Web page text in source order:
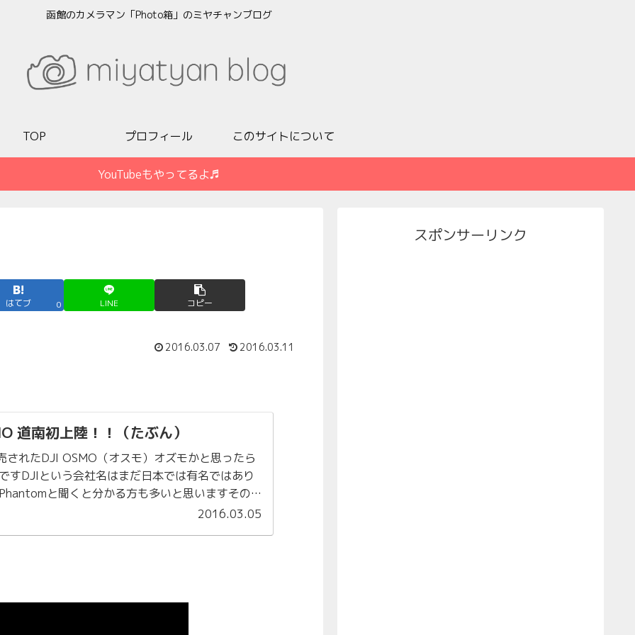
函館のカメラマン「Photo箱」のミヤチャンブログ
TOP プロフィール このサイトについて
YouTubeもやってるよ♬
はてブ 0 LINE コピー
2016.03.07 2016.03.11
道南初上陸！！（たぶん）
れたDJI OSMO（オスモ）オズモかと思ったら
すDJIという会社名はまだ日本では有名ではあり
と聞くと分かる方も多いと思いますその
2016.03.05
スポンサーリンク